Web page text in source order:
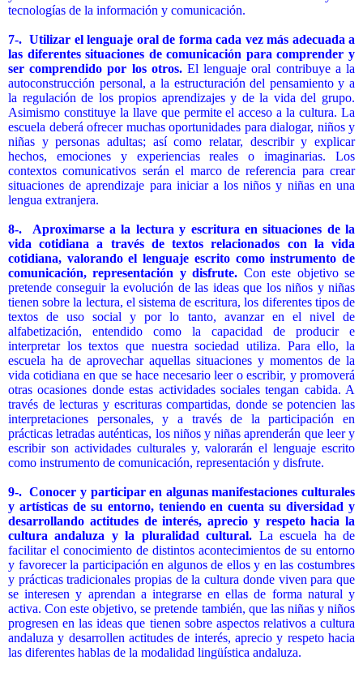
tecnologías de la información y comunicación.
7-. Utilizar el lenguaje oral de forma cada vez más adecuada a
las diferentes situaciones de comunicación para comprender y
ser comprendido por los otros. El lenguaje oral contribuye a la
autoconstrucción personal, a la estructuración del pensamiento y a
la regulación de los propios aprendizajes y de la vida del grupo.
Asimismo constituye la llave que permite el acceso a la cultura. La
escuela deberá ofrecer muchas oportunidades para dialogar, niños y
niñas y personas adultas; así como relatar, describir y explicar
hechos, emociones y experiencias reales o imaginarias. Los
contextos comunicativos serán el marco de referencia para crear
situaciones de aprendizaje para iniciar a los niños y niñas en una
lengua extranjera.
8-.
Aproximarse a la lectura y escritura en situaciones de la
vida cotidiana a través de textos relacionados con la vida
cotidiana, valorando el lenguaje escrito como instrumento de
comunicación, representación y disfrute. Con este objetivo se
pretende conseguir la evolución de las ideas que los niños y niñas
tienen sobre la lectura, el sistema de escritura, los diferentes tipos de
textos de uso social y por lo tanto, avanzar en el nivel de
alfabetización, entendido como la capacidad de producir e
interpretar los textos que nuestra sociedad utiliza. Para ello, la
escuela ha de aprovechar aquellas situaciones y momentos de la
vida cotidiana en que se hace necesario leer o escribir, y promoverá
otras ocasiones donde estas actividades sociales tengan cabida. A
través de lecturas y escrituras compartidas, donde se potencien las
interpretaciones personales, y a través de la participación en
prácticas letradas auténticas, los niños y niñas aprenderán que leer y
escribir son actividades culturales y, valorarán el lenguaje escrito
como instrumento de comunicación, representación y disfrute.
9-. Conocer y participar en algunas manifestaciones culturales
y artísticas de su entorno, teniendo en cuenta su diversidad y
desarrollando actitudes de interés, aprecio y respeto hacia la
cultura andaluza y la pluralidad cultural. La escuela ha de
facilitar el conocimiento de distintos acontecimientos de su entorno
y favorecer la participación en algunos de ellos y en las costumbres
y prácticas tradicionales propias de la cultura donde viven para que
se interesen y aprendan a integrarse en ellas de forma natural y
activa. Con este objetivo, se pretende también, que las niñas y niños
progresen en las ideas que tienen sobre aspectos relativos a cultura
andaluza y desarrollen actitudes de interés, aprecio y respeto hacia
las diferentes hablas de la modalidad lingüística andaluza.